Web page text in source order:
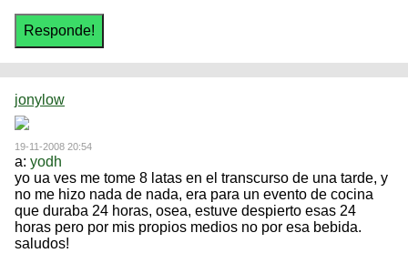
jonylow
19-11-2008 20:54
a: yodh
yo ua ves me tome 8 latas en el transcurso de una tarde, y
no me hizo nada de nada, era para un evento de cocina
que duraba 24 horas, osea, estuve despierto esas 24
horas pero por mis propios medios no por esa bebida.
saludos!